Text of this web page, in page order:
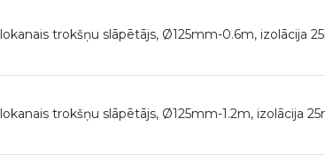
lokanais trokšņu slāpētājs, Ø125mm-0.6m, izolācija
lokanais trokšņu slāpētājs, Ø125mm-1.2m, izolācija